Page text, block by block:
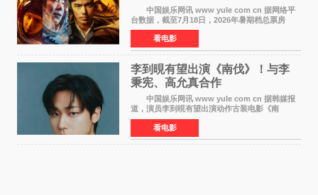
中国娱乐网讯 www yule com cn 据网络平
台数据，截至7月18日，2026年暑期档总票房
（含预售）已正式突破40亿元大关，年度总票房
也随之逼近197亿元。超百部中外佳片同台竞技，
点燃了盛夏的电
看电影
李到晛有望出演《南伐》！与李
秉宪、高允真合作
中国娱乐网讯 www yule com cn 据韩媒报
道，演员李到晛有望出演动作古装电影《南
伐》，与李秉宪、高允真合作，引发关注。
该片为动作古装片，讲述朝鲜初期，为了解救被
倭寇绑走的俘虏，9
看电影